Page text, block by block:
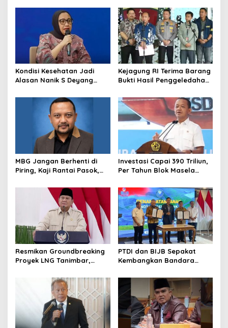
Pemberhentian dengan
Kriminalisasi
Kondisi Kesehatan Jadi
Alasan Nanik S Deyang
Tunjuk Wamentan
Sudaryono
Kejagung RI Terima Barang
Bukti Hasil Penggeledahan
Keaslian
MBG Jangan Berhenti di
Piring, Kaji Rantai Pasok,
Ekonomi Lokal
Investasi Capai 390 Triliun,
Per Tahun Blok Masela
Juta Ton LNG
Resmikan Groundbreaking
Proyek LNG Tanimbar,
Nantikan 28 Tahun
PTDI dan BIJB Sepakat
Kembangkan Bandara
Industri Kedirgantaraan
Nasional